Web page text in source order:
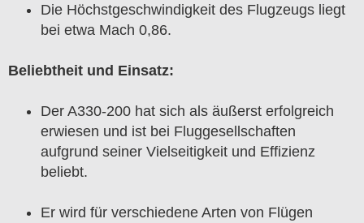
Die Höchstgeschwindigkeit des Flugzeugs liegt
bei etwa Mach 0,86.
Beliebtheit und Einsatz:
Der A330-200 hat sich als äußerst erfolgreich
erwiesen und ist bei Fluggesellschaften
aufgrund seiner Vielseitigkeit und Effizienz
beliebt.
Er wird für verschiedene Arten von Flügen